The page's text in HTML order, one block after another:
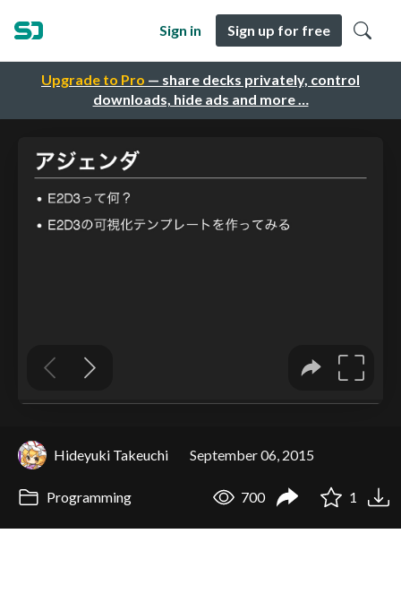
Upgrade to Pro — share decks privately, control
downloads, hide ads and more …
Sign in Sign up for free
Hideyuki Takeuchi September 06, 2015
Programming 700 1